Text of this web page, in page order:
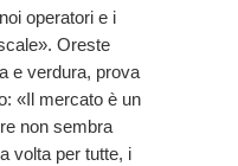
operatori e i
Oreste
e verdura, prova
«Il mercato è un
non sembra
volta per tutte, i